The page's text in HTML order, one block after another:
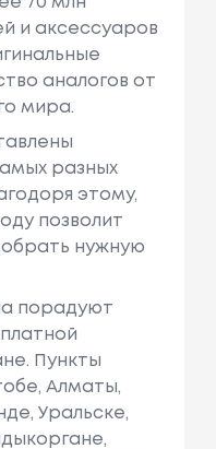
и аксессуаров
аналогов от
мира.
разных
этому,
позволит
нужную
порадуют
Пункты
Алматы,
Уральске,